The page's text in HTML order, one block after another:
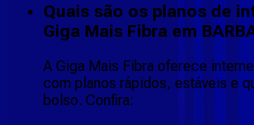
Quais são os planos de
Giga Mais Fibra em
A Giga Mais Fibra oferece
com planos rápidos, estáveis e
bolso. Confira: